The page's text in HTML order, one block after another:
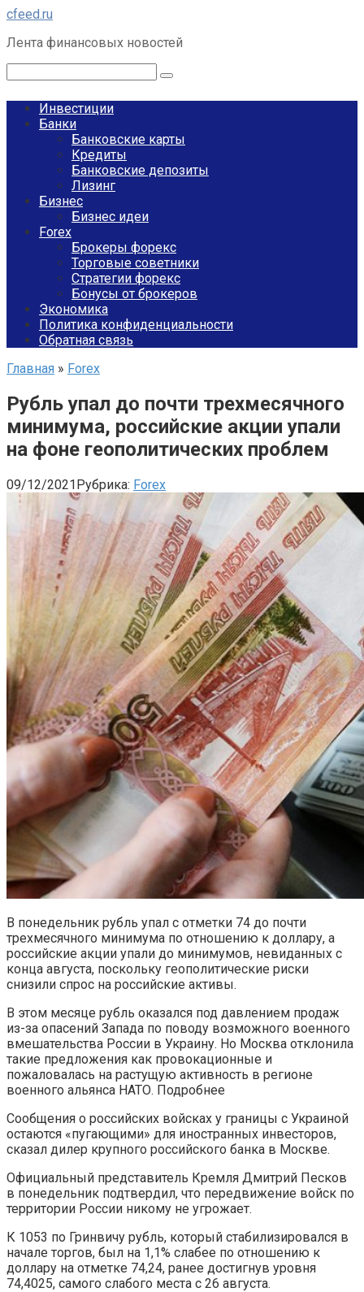
Перейти
контенту
cfeed.ru
Лента финансовых новостей
Инвестиции
Банки
Банковские карты
Кредиты
Банковские депозиты
Лизинг
Бизнес
Бизнес идеи
Forex
Брокеры форекс
Торговые советники
Стратегии форекс
Бонусы от брокеров
Экономика
Политика конфиденциальности
Обратная связь
Главная » Forex
Рубль упал до почти трехмесячного
минимума, российские акции упали
на фоне геополитических проблем
09/12/2021Рубрика: Forex
В понедельник рубль упал с отметки 74 до почти
трехмесячного минимума по отношению к доллару, а
российские акции упали до минимумов, невиданных с
конца августа, поскольку геополитические риски
снизили спрос на российские активы.
В этом месяце рубль оказался под давлением продаж
из-за опасений Запада по поводу возможного военного
вмешательства России в Украину. Но Москва отклонила
такие предложения как провокационные и
пожаловалась на растущую активность в регионе
военного альянса НАТО. Подробнее
Сообщения о российских войсках у границы с Украиной
остаются «пугающими» для иностранных инвесторов,
сказал дилер крупного российского банка в Москве.
Официальный представитель Кремля Дмитрий Песков
в понедельник подтвердил, что передвижение войск по
территории России никому не угрожает.
К 1053 по Гринвичу рубль, который стабилизировался в
начале торгов, был на 1,1% слабее по отношению к
доллару на отметке 74,24, ранее достигнув уровня
74,4025, самого слабого места с 26 августа.